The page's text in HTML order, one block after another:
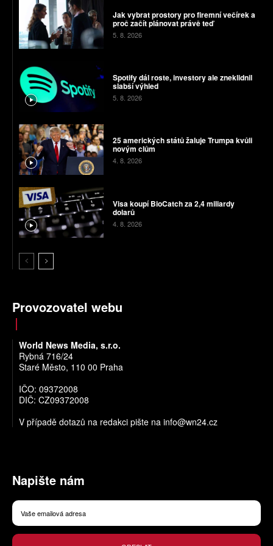
Jak vybrat prostory pro firemní večírek a
proč začít plánovat právě teď
5. 8. 2026
Spotify dál roste, investory ale zneklidnil
slabší výhled
5. 8. 2026
25 amerických států žaluje Trumpa kvůli
novým clům
4. 8. 2026
Visa koupí BioCatch za 2,4 miliardy
dolarů
4. 8. 2026
Provozovatel webu
World News Media, s.r.o.
Rybná 716/24
Staré Město, 110 00 Praha
IČO: 09372008
DIČ: CZ09372008
V případě dotazů na redakci pište na info@wn24.cz
Napište nám